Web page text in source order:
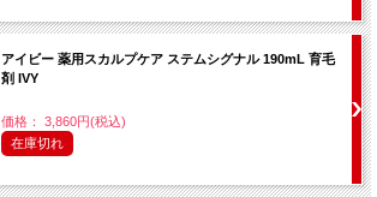
アイビー 薬用スカルプケア ステムシグナル 190mL 育毛
剤 IVY
価格： 3,860円(税込)
在庫切れ